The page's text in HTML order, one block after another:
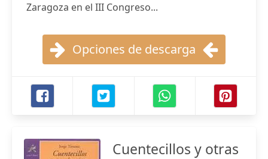
Zaragoza en el III Congreso...
Opciones de descarga
Cuentecillos y otras